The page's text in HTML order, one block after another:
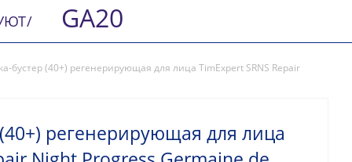
/ GA20
бустер (40+) регенерирующая для лица TimExpert SRNS Repair
регенерирующая для лица